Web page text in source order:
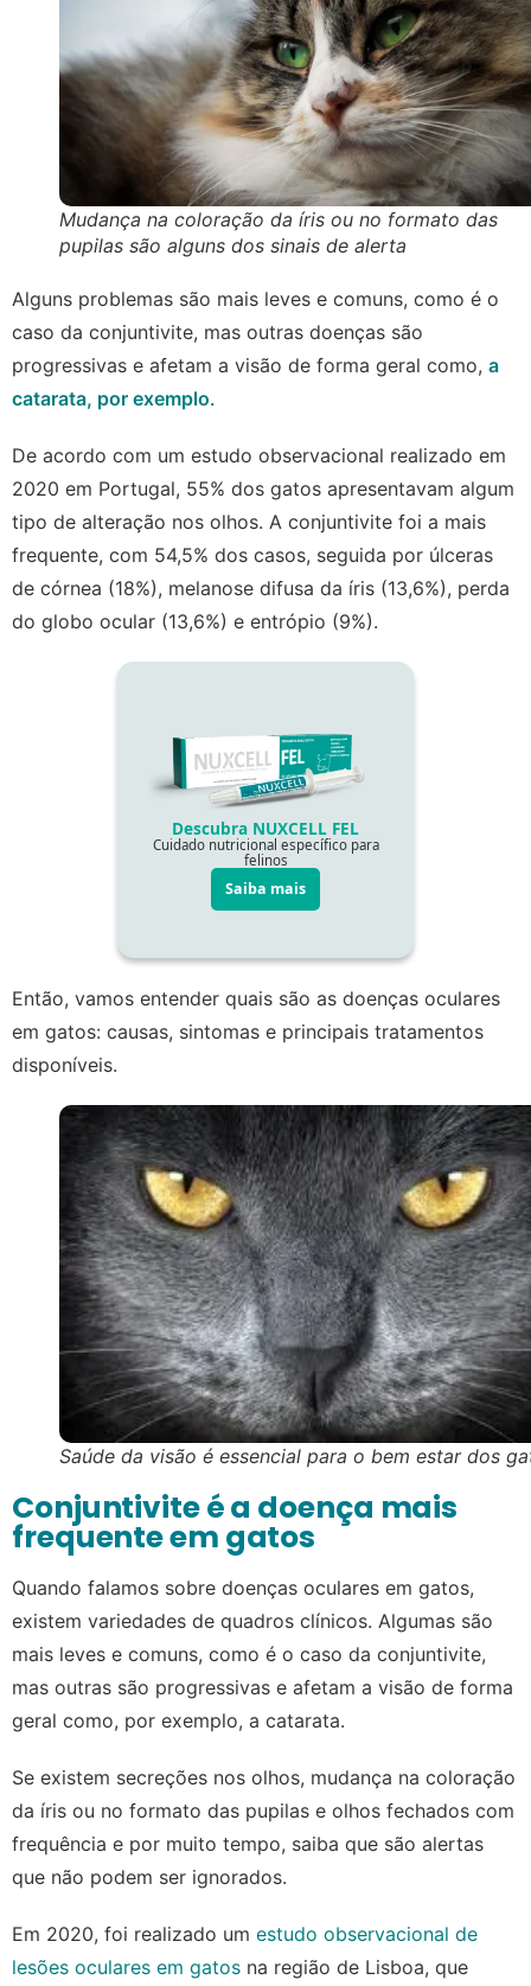
Mudança na coloração da íris ou no formato das
pupilas são alguns dos sinais de alerta
Alguns problemas são mais leves e comuns, como é o
caso da conjuntivite, mas outras doenças são
progressivas e afetam a visão de forma geral como, a
catarata, por exemplo.
De acordo com um estudo observacional realizado em
2020 em Portugal, 55% dos gatos apresentavam algum
tipo de alteração nos olhos. A conjuntivite foi a mais
frequente, com 54,5% dos casos, seguida por úlceras
de córnea (18%), melanose difusa da íris (13,6%), perda
do globo ocular (13,6%) e entrópio (9%).
Então, vamos entender quais são as doenças oculares
em gatos: causas, sintomas e principais tratamentos
disponíveis.
Saúde da visão é essencial para o bem estar dos
Conjuntivite é a doença mais
frequente em gatos
Quando falamos sobre doenças oculares em gatos,
existem variedades de quadros clínicos. Algumas são
mais leves e comuns, como é o caso da conjuntivite,
mas outras são progressivas e afetam a visão de forma
geral como, por exemplo, a catarata.
Se existem secreções nos olhos, mudança na coloração
da íris ou no formato das pupilas e olhos fechados com
frequência e por muito tempo, saiba que são alertas
que não podem ser ignorados.
Em 2020, foi realizado um estudo observacional de
lesões oculares em gatos na região de Lisboa, que